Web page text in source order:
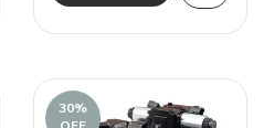
30%